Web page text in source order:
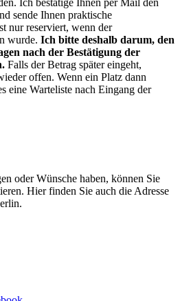
sende Ihnen praktische
nur reserviert, wenn der
wurde. Ich bitte deshalb darum, den
nach der Bestätigung der
Falls der Betrag später eingeht,
offen. Wenn ein Platz dann
eine Warteliste nach Eingang der
oder Wünsche haben, können Sie
Hier finden Sie auch die Adresse